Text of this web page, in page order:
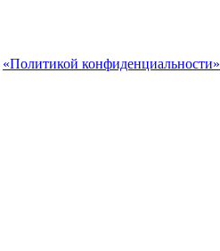
«Политикой конфиденциальности»